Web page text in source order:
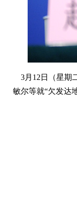
3月12日（星期
敏尔等就“欠发达